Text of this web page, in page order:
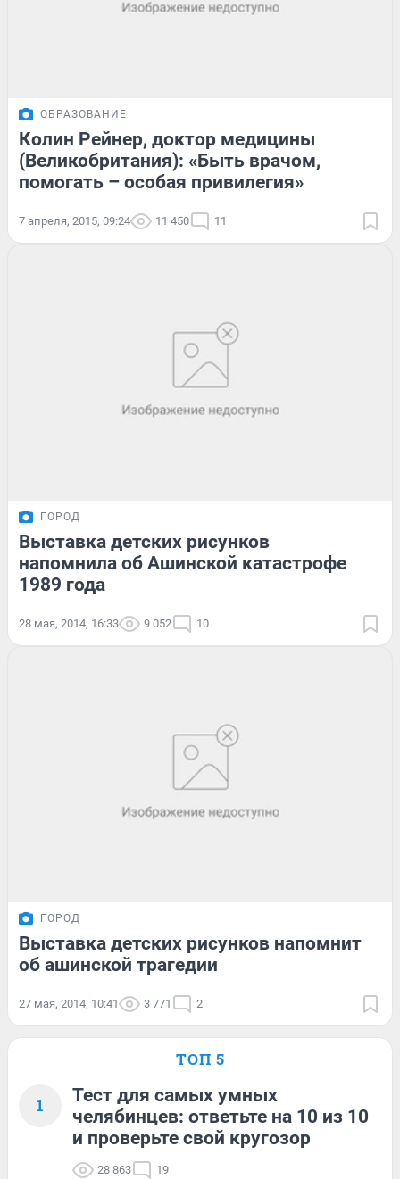
ОБРАЗОВАНИЕ
Колин Рейнер, доктор медицины
(Великобритания): «Быть врачом,
помогать – особая привилегия»
7 апреля, 2015, 09:24 11 450 11
ГОРОД
Выставка детских рисунков
напомнила об Ашинской катастрофе
1989 года
28 мая, 2014, 16:33 9 052 10
ГОРОД
Выставка детских рисунков напомнит
об ашинской трагедии
27 мая, 2014, 10:41 3 771 2
ТОП 5
1
Тест для самых умных
челябинцев: ответьте на 10 из 10
и проверьте свой кругозор
28 863 19